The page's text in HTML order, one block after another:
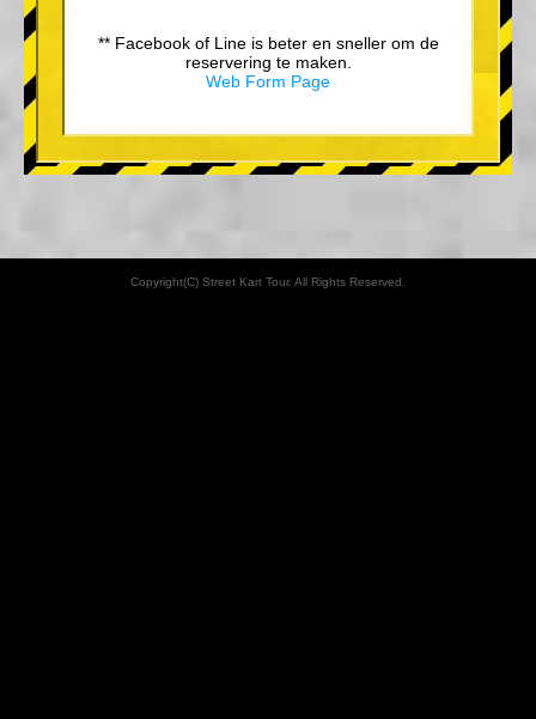
** Facebook of Line is beter en sneller om de
reservering te maken.
Web Form Page
Copyright(C) Street Kart Tour. All Rights Reserved.